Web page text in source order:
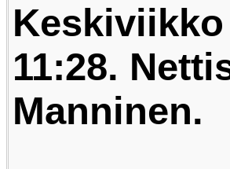
Keskiviikko
11:28.
Manninen.